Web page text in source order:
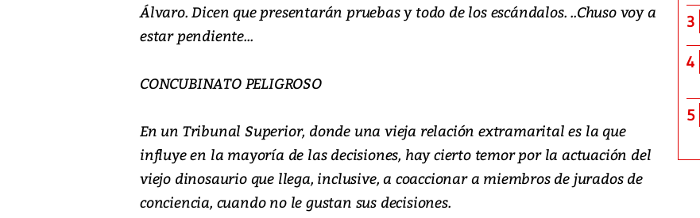
Álvaro. Dicen que presentarán pruebas y todo de los escándalos. ..Chuso voy a
estar pendiente...
CONCUBINATO PELIGROSO
En un Tribunal Superior, donde una vieja relación extramarital es la que
influye en la mayoría de las decisiones, hay cierto temor por la actuación del
viejo dinosaurio que llega, inclusive, a coaccionar a miembros de jurados de
conciencia, cuando no le gustan sus decisiones.
3
4
5